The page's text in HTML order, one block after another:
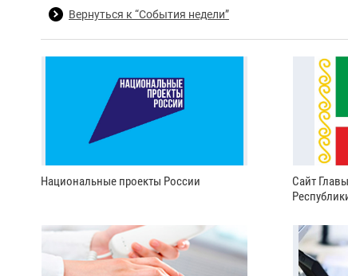
Вернуться к “События недели”
Национальные проекты России
Сайт